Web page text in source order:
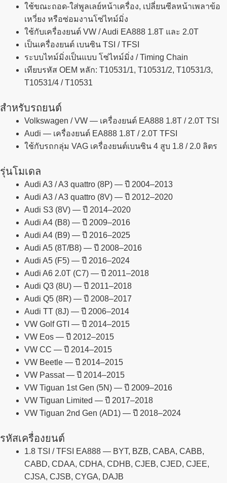
ใช้ขณะถอด-ใส่พูลเลย์หน้าเครื่อง, เปลี่ยนซีลหน้าเพลาข้อ
เหวี่ยง หรือซ่อมงานโซ่ไทม์มิ่ง
ใช้กับเครื่องยนต์ VW / Audi EA888 1.8T และ 2.0T
เป็นเครื่องยนต์ เบนซิน TSI / TFSI
ระบบไทม์มิ่งเป็นแบบ โซ่ไทม์มิ่ง / Timing Chain
เทียบรหัส OEM หลัก: T10531/1, T10531/2, T10531/3,
T10531/4 / T10531
สำหรับรถยนต์
Volkswagen / VW — เครื่องยนต์ EA888 1.8T / 2.0T TSI
Audi — เครื่องยนต์ EA888 1.8T / 2.0T TFSI
ใช้กับรถกลุ่ม VAG เครื่องยนต์เบนซิน 4 สูบ 1.8 / 2.0 ลิตร
รุ่นโมเดล
Audi A3 / A3 quattro (8P) — ปี 2004–2013
Audi A3 / A3 quattro (8V) — ปี 2012–2020
Audi S3 (8V) — ปี 2014–2020
Audi A4 (B8) — ปี 2009–2016
Audi A4 (B9) — ปี 2016–2025
Audi A5 (8T/B8) — ปี 2008–2016
Audi A5 (F5) — ปี 2016–2024
Audi A6 2.0T (C7) — ปี 2011–2018
Audi Q3 (8U) — ปี 2011–2018
Audi Q5 (8R) — ปี 2008–2017
Audi TT (8J) — ปี 2006–2014
VW Golf GTI — ปี 2014–2015
VW Eos — ปี 2012–2015
VW CC — ปี 2014–2015
VW Beetle — ปี 2014–2015
VW Passat — ปี 2014–2015
VW Tiguan 1st Gen (5N) — ปี 2009–2016
VW Tiguan Limited — ปี 2017–2018
VW Tiguan 2nd Gen (AD1) — ปี 2018–2024
รหัสเครื่องยนต์
1.8 TSI / TFSI EA888 — BYT, BZB, CABA, CABB,
CABD, CDAA, CDHA, CDHB, CJEB, CJED, CJEE,
CJSA, CJSB, CYGA, DAJB